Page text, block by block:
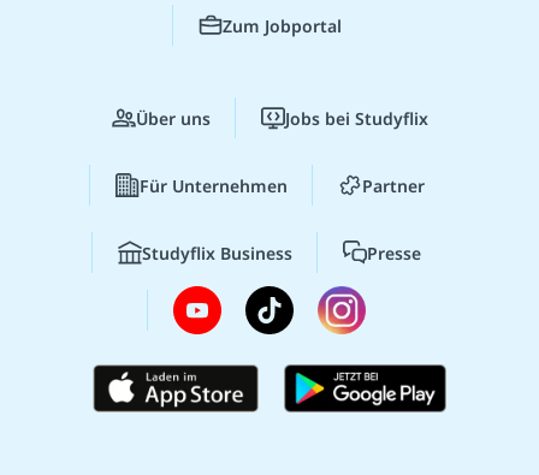
Zum Jobportal
Über uns Jobs bei Studyflix
Für Unternehmen Partner
Studyflix Business Presse